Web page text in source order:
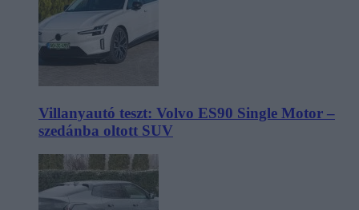
Villanyautó teszt: Volvo ES90 Single Motor –
szedánba oltott SUV